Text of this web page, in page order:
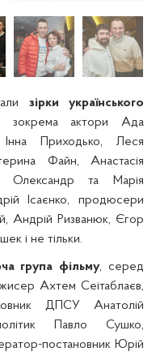
зірки українського
зокрема актори Ада
Приходько, Леся
Файн, Анастасія
Олександр та Марія
Ісаєнко, продюсери
Андрій Ризванюк, Єгор
і не тільки.
група фільму, серед
Ахтем Сеітаблаєв,
ДПСУ Анатолій
Павло Сушко,
постановник Юрій